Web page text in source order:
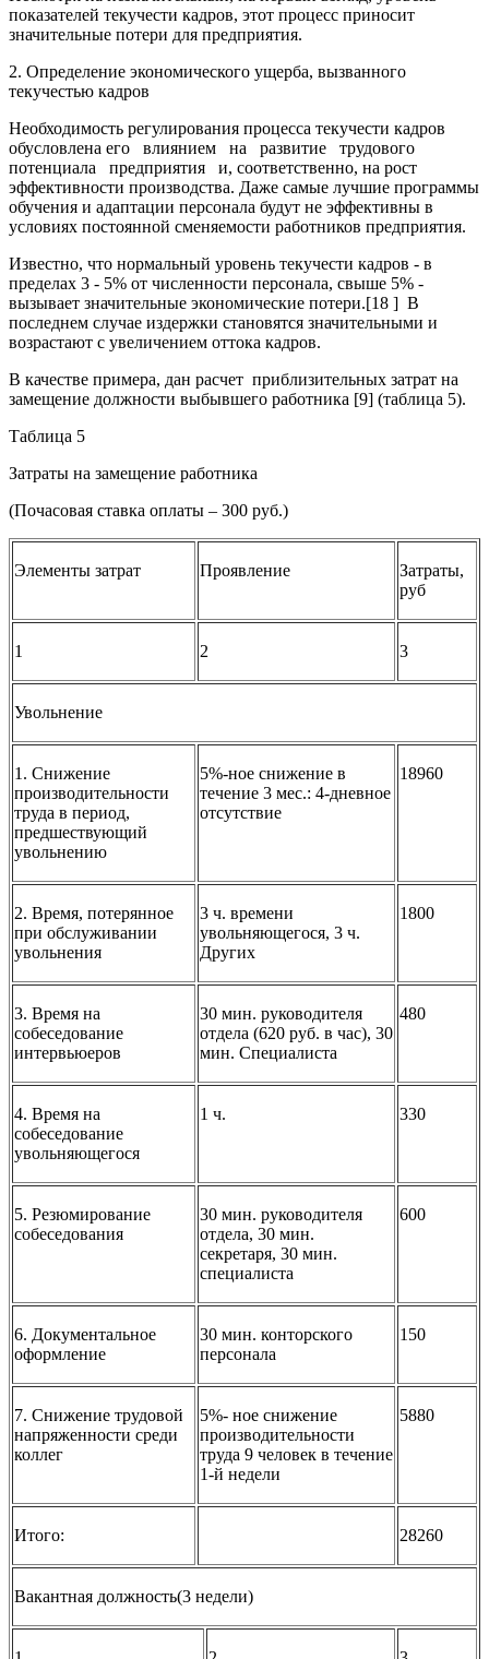
показателей текучести кадров, этот процесс приносит
значительные потери для предприятия.
2. Определение экономического ущерба, вызванного
текучестью кадров
Необходимость регулирования процесса текучести кадров
обусловлена его влиянием на развитие трудового
потенциала предприятия и, соответственно, на рост
эффективности производства. Даже самые лучшие программы
обучения и адаптации персонала будут не эффективны в
условиях постоянной сменяемости работников предприятия.
Известно, что нормальный уровень текучести кадров - в
пределах 3 - 5% от численности персонала, свыше 5% -
вызывает значительные экономические потери.[18 ] В
последнем случае издержки становятся значительными и
возрастают с увеличением оттока кадров.
В качестве примера, дан расчет приблизительных затрат на
замещение должности выбывшего работника [9] (таблица 5).
Таблица 5
Затраты на замещение работника
(Почасовая ставка оплаты – 300 руб.)
Элементы затрат Проявление
Затраты,
руб
1 2 3
Увольнение
1. Снижение
производительности
труда в период,
предшествующий
увольнению
5%-ное снижение в
течение 3 мес.: 4-дневное
отсутствие
18960
2. Время, потерянное
при обслуживании
увольнения
3 ч. времени
увольняющегося, 3 ч.
Других
1800
3. Время на
собеседование
интервьюеров
30 мин. руководителя
отдела (620 руб. в час), 30
мин. Специалиста
480
4. Время на
собеседование
увольняющегося
1 ч. 330
5. Резюмирование
собеседования
30 мин. руководителя
отдела, 30 мин.
секретаря, 30 мин.
специалиста
600
6. Документальное
оформление
30 мин. конторского
персонала
150
7. Снижение трудовой
напряженности среди
коллег
5%- ное снижение
производительности
труда 9 человек в течение
1-й недели
5880
Итого: 28260
Вакантная должность(3 недели)